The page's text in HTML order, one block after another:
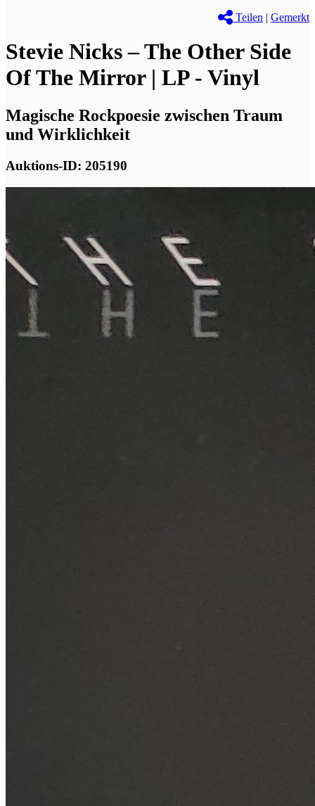
Teilen | Gemerkt
Stevie Nicks – The Other Side
Of The Mirror | LP - Vinyl
Magische Rockpoesie zwischen Traum
und Wirklichkeit
Auktions-ID: 205190